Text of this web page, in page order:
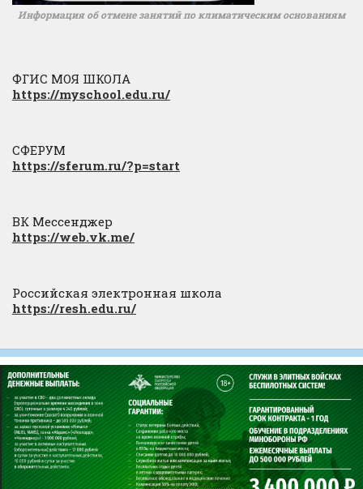
Информация об отмене занятий по климатическим основаниям
ФГИС МОЯ ШКОЛА
https://myschool.edu.ru/
СФЕРУМ
https://sferum.ru/?p=start
ВК Мессенджер
https://web.vk.me/
Российская электронная школа
https://resh.edu.ru/